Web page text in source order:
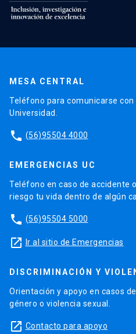
MESA CENTRAL
Teléfono para comunicarse
Universidad.
phone (56)95504 4000
EMERGENCIAS UC
Teléfono en caso de accidente
riesgo tu vida dentro de algún
phone (56)95504 5000
launch Ir al sitio de Emergencias
DISCRIMINACIÓN Y
Orientación y apoyo en casos
género o violencia sexual.
launch Contacto para apoyo